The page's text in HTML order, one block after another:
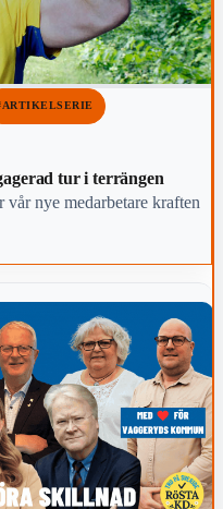
tur i terrängen
nye medarbetare kraften